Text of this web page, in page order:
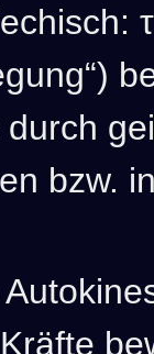
bzw.